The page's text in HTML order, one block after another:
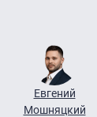
Евгений
Мошняцкий